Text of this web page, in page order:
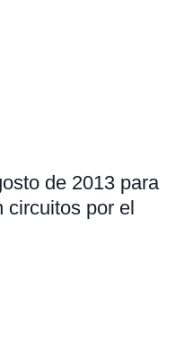
de 2013 para
circuitos por el